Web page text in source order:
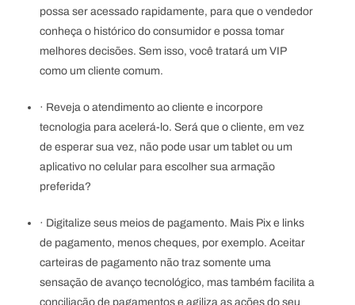
possa ser acessado rapidamente, para que o vendedor
conheça o histórico do consumidor e possa tomar
melhores decisões. Sem isso, você tratará um VIP
como um cliente comum.
· Reveja o atendimento ao cliente e incorpore
tecnologia para acelerá-lo. Será que o cliente, em vez
de esperar sua vez, não pode usar um tablet ou um
aplicativo no celular para escolher sua armação
preferida?
· Digitalize seus meios de pagamento. Mais Pix e links
de pagamento, menos cheques, por exemplo. Aceitar
carteiras de pagamento não traz somente uma
sensação de avanço tecnológico, mas também facilita a
conciliação de pagamentos e agiliza as ações do seu
Registre-se